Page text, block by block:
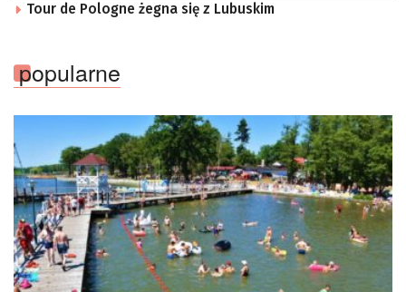
Tour de Pologne żegna się z Lubuskim
popularne